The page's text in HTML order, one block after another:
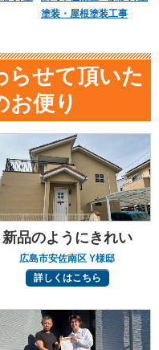
塗装・屋根塗装工事
らせて頂いた
お便り
新品のようにきれい
広島市安佐南区 Y様邸
詳しくはこちら